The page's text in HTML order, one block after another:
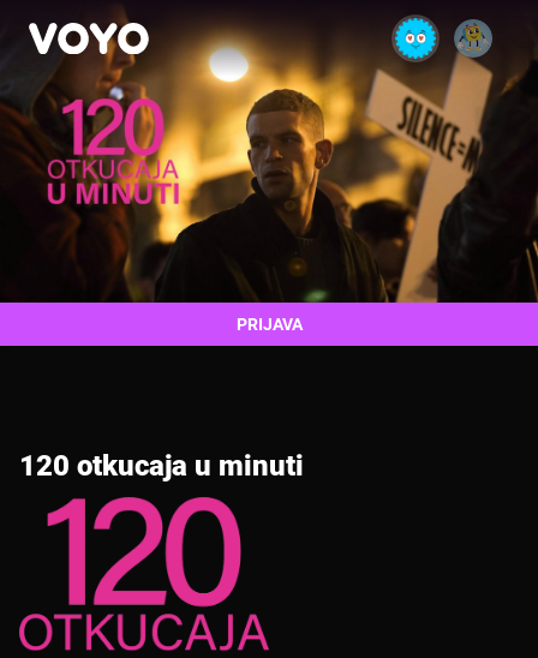
120 otkucaja u minuti
PRIJAVA